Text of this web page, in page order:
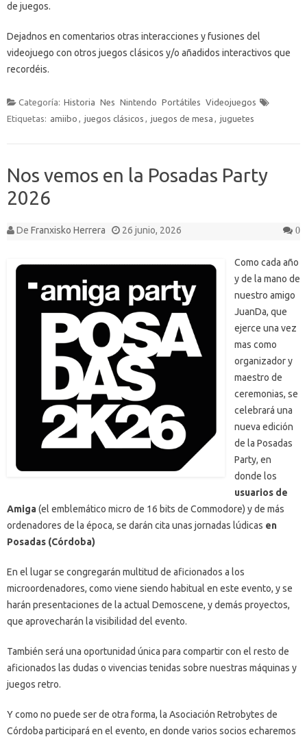
de juegos.
Dejadnos en comentarios otras interacciones y fusiones del
videojuego con otros juegos clásicos y/o añadidos interactivos que
recordéis.
Categoría: Historia Nes Nintendo Portátiles Videojuegos
Etiquetas: amiibo , juegos clásicos , juegos de mesa , juguetes
Nos vemos en la Posadas Party
2026
De Franxisko Herrera 26 junio, 2026 0
Como cada año
y de la mano de
nuestro amigo
JuanDa, que
ejerce una vez
mas como
organizador y
maestro de
ceremonias, se
celebrará una
nueva edición
de la Posadas
Party, en
donde los
usuarios de
Amiga(el emblemático micro de 16 bits de Commodore) y de más
ordenadores de la época, se darán cita unas jornadas lúdicas en
Posadas (Córdoba)
En el lugar se congregarán multitud de aficionados a los
microordenadores, como viene siendo habitual en este evento, y se
harán presentaciones de la actual Demoscene, y demás proyectos,
que aprovecharán la visibilidad del evento.
También será una oportunidad única para compartir con el resto de
aficionados las dudas o vivencias tenidas sobre nuestras máquinas y
juegos retro.
Y como no puede ser de otra forma, la Asociación Retrobytes de
Córdoba participará en el evento, en donde varios socios echaremos